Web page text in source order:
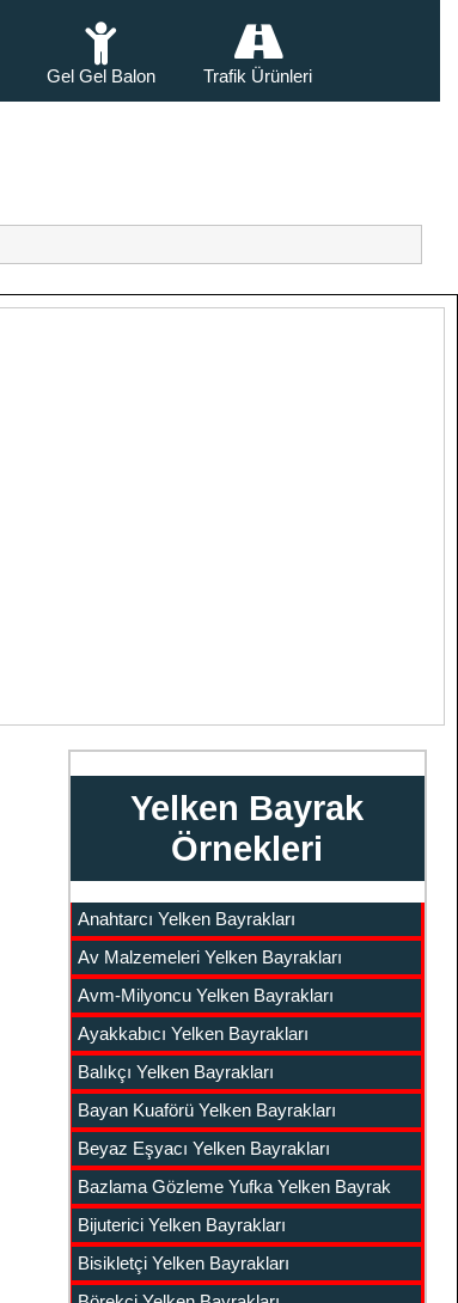
Gel Gel Balon Trafik Ürünleri
Yelken Bayrak
Örnekleri
Anahtarcı Yelken Bayrakları
Av Malzemeleri Yelken Bayrakları
Avm-Milyoncu Yelken Bayrakları
Ayakkabıcı Yelken Bayrakları
Balıkçı Yelken Bayrakları
Bayan Kuaförü Yelken Bayrakları
Beyaz Eşyacı Yelken Bayrakları
Bazlama Gözleme Yufka Yelken Bayrak
Bijuterici Yelken Bayrakları
Bisikletçi Yelken Bayrakları